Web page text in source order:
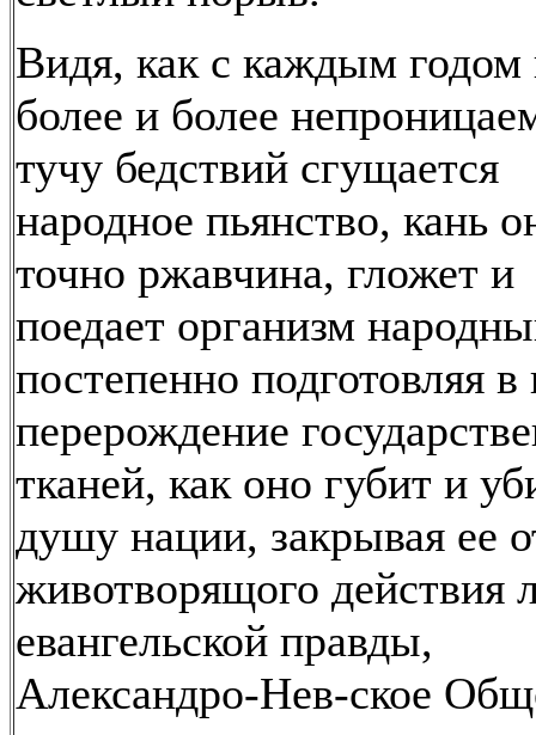
Видя, как с каждым годом
более и более
тучу бедствий сгущается
народное пьянство, кань
точно ржавчина, гложет и
поедает организм
постепенно подготовляя
перерождение
тканей, как оно губит и
душу нации, закрывая ее
животворящого действия
евангельской правды,
Александро-Нев-ское